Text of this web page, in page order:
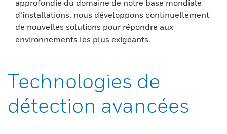
approfondie du domaine de notre base mondiale
d’installations, nous développons continuellement
de nouvelles solutions pour répondre aux
environnements les plus exigeants.
Technologies de
détection avancées